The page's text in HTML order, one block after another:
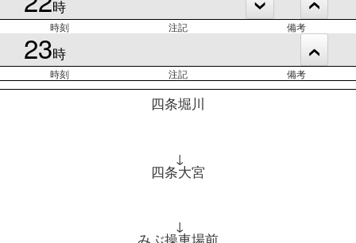
時
時刻 注記 備考
23時
時刻 注記 備考
四条堀川
↓
四条大宮
↓
みぶ操車場前